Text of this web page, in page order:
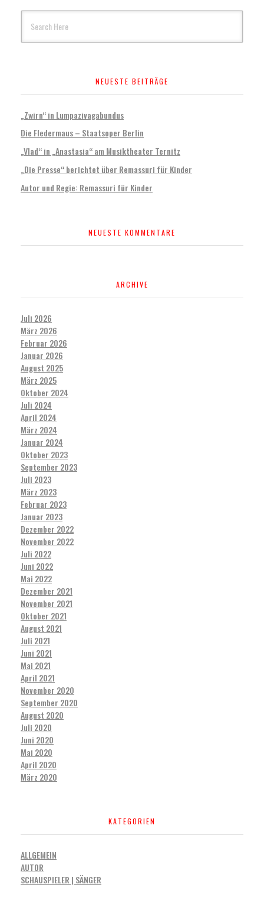
NEUESTE BEITRÄGE
„Zwirn“ in Lumpazivagabundus
Die Fledermaus – Staatsoper Berlin
„Vlad“ in „Anastasia“ am Musiktheater Ternitz
„Die Presse“ berichtet über Remassuri für Kinder
Autor und Regie: Remassuri für Kinder
NEUESTE KOMMENTARE
ARCHIVE
Juli 2026
März 2026
Februar 2026
Januar 2026
August 2025
März 2025
Oktober 2024
Juli 2024
April 2024
März 2024
Januar 2024
Oktober 2023
September 2023
Juli 2023
März 2023
Februar 2023
Januar 2023
Dezember 2022
November 2022
Juli 2022
Juni 2022
Mai 2022
Dezember 2021
November 2021
Oktober 2021
August 2021
Juli 2021
Juni 2021
Mai 2021
April 2021
November 2020
September 2020
August 2020
Juli 2020
Juni 2020
Mai 2020
April 2020
März 2020
KATEGORIEN
ALLGEMEIN
AUTOR
SCHAUSPIELER | SÄNGER